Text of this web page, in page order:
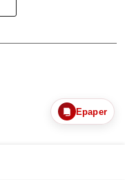
Epaper